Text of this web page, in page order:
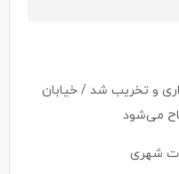
و تخریب شد / خیابان
شهری
ایران